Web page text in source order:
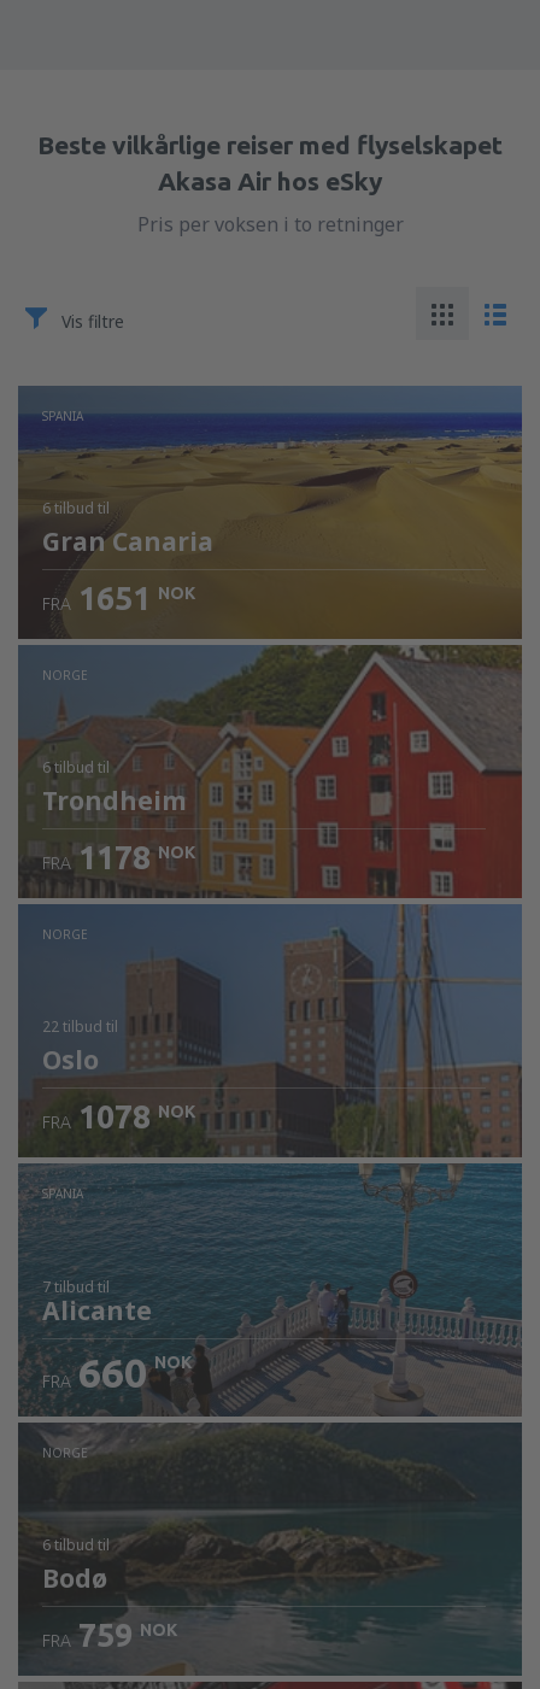
Beste vilkårlige reiser med flyselskapet
Akasa Air hos eSky
Pris per voksen i to retninger
Vis filtre
SPANIA
6 tilbud til
Gran Canaria
FRA 1651 NOK
NORGE
6 tilbud til
Trondheim
FRA 1178 NOK
NORGE
22 tilbud til
Oslo
FRA 1078 NOK
SPANIA
7 tilbud til
Alicante
FRA 660 NOK
NORGE
6 tilbud til
Bodø
FRA 759 NOK